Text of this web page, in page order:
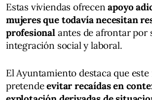
Estas viviendas ofrecenapoyo
mujeres que todavía necesitan
profesionalantes de afrontar por
integración social y laboral.
El Ayuntamiento destaca que
pretendeevitar recaídas en